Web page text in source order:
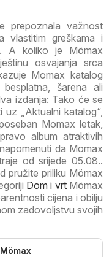
prepoznala važnost
vlastitim greškama i
A koliko je Mömax
osvajanja srca
Momax katalog
šarena ali
izdanja: Tako će se
„Aktualni katalog“,
Momax letak,
album atraktivih
da Momax
od srijede 05.08..
pružite priliku Mömax
Dom i vrtMömax
cijena i obilju
zadovoljstvu svojih